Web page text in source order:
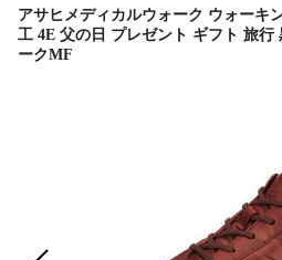
アサヒメディカルウォーク ウォーキ
工 4E 父の日 プレゼント ギフト 旅行
ークMF